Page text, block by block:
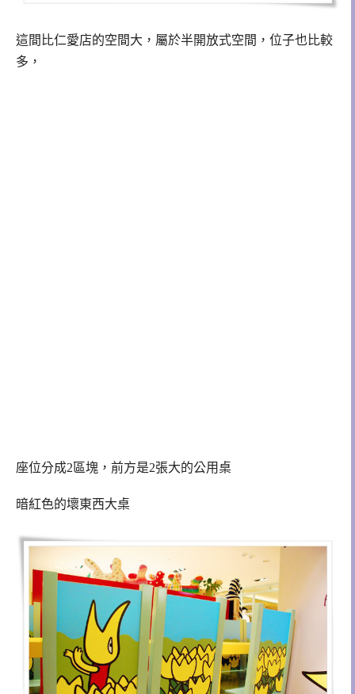
這間比仁愛店的空間大，屬於半開放式空間，位子也比較
多，
座位分成2區塊，前方是2張大的公用桌
暗紅色的壞東西大桌